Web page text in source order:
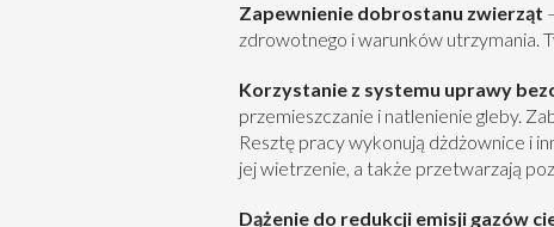
Zapewnienie dobrostanu zwierząt
zdrowotnego i warunków utrzymania.
Korzystanie z systemu uprawy
przemieszczanie i natlenienie gleby.
Resztę pracy wykonują dżdżownice i
jej wietrzenie, a także przetwarzają
Dążenie do redukcji emisji gazów